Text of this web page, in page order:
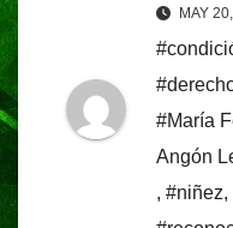
MAY
#María
Angón
, #niñez,